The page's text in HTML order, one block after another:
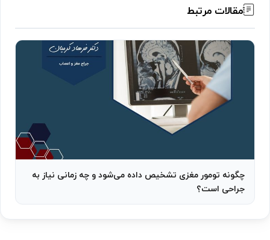
مقالات مرتبط
چگونه تومور مغزی تشخیص داده می‌شود و چه زمانی نیاز به
جراحی است؟